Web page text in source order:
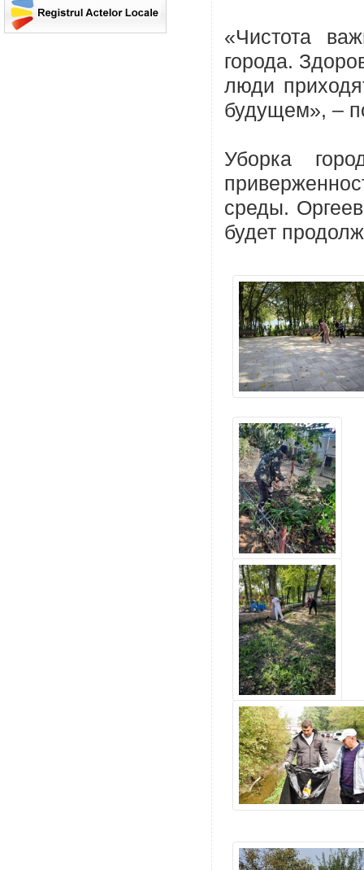
«Чистота
города.
люди
будущем», –
Уборка
среды.
будет